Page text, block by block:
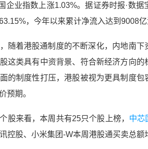
企业指数上涨1.03%。据证券时报·数
，今年以来累计净流入达到9008
随着港股通制度的不断深化，内地南下
这类具有中资背景、符合新经济方向的
的制度性打压，港股被视为更具制度
预期。
股来看，本周共有25只个股上榜， 中芯
控股、小米集团-W本周 港股通买卖总额